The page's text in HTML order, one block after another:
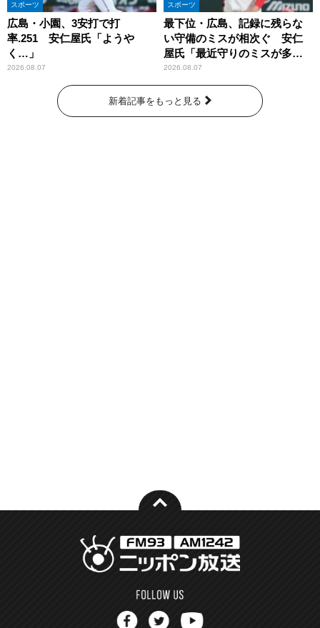
スポーツ
広島・小園、3安打で打
率.251 安仁屋氏「ようや
く…」
2026.08.07
スポーツ
最下位・広島、記録に残らな
い守備のミスが相次ぐ 安仁
屋氏「最近守りのミスが多
い」
2026.08.07
新着記事をもっと見る